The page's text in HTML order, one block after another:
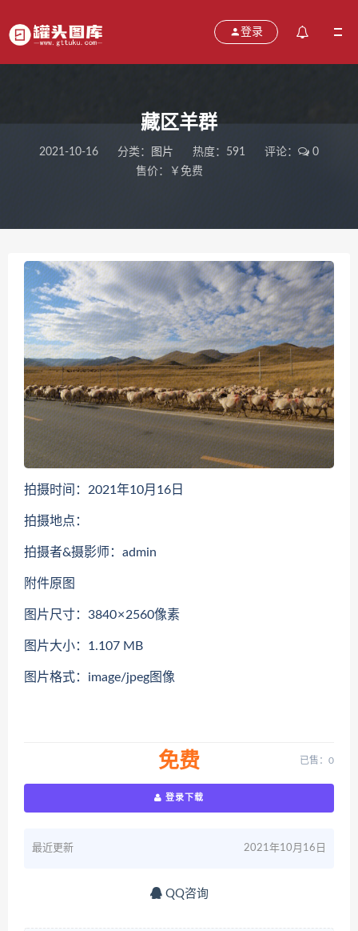
登录
藏区羊群
2021-10-16 分类： 图片 热度：591 评论：
0
售价：￥免费
拍摄时间：2021年10月16日
拍摄地点：
拍摄者&摄影师：admin
附件原图
图片尺寸：3840 × 2560像素
图片大小：1.107 MB
图片格式：image/jpeg图像
免费 已售：0
登录下载
最近更新 2021年10月16日
QQ咨询